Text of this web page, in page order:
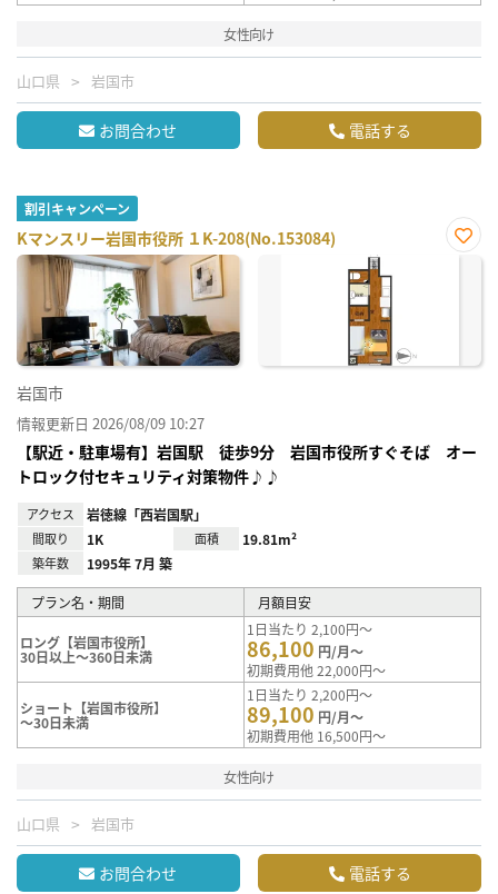
女性向け
山口県 岩国市
お問合わせ 電話する
割引キャンペーン
Kマンスリー岩国市役所 １K-208(No.153084)
お気
岩国市
情報更新日 2026/08/09 10:27
【駅近・駐車場有】岩国駅 徒歩9分 岩国市役所すぐそば オー
トロック付セキュリティ対策物件♪♪
アクセス 岩徳線「西岩国駅」
間取り 1K 面積 19.81m²
築年数 1995年 7月 築
プラン名・期間 月額目安
ロング【岩国市役所】
30日以上～360日未満
1日当たり 2,100円～
86,100 円/月～
初期費用他 22,000円～
ショート【岩国市役所】
～30日未満
1日当たり 2,200円～
89,100 円/月～
初期費用他 16,500円～
女性向け
山口県 岩国市
お問合わせ 電話する